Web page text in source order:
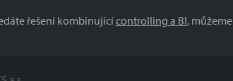
řešení kombinujícícontrolling a BI,